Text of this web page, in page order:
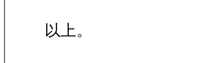
以上。